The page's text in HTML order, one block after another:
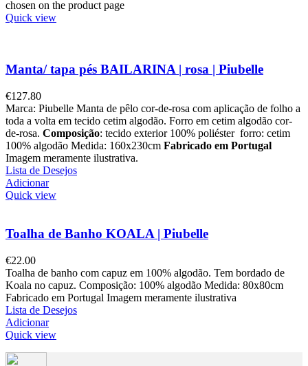
chosen on the product page
Quick view
Manta/ tapa pés BAILARINA | rosa | Piubelle
€127.80
Marca: Piubelle Manta de pêlo cor-de-rosa com aplicação de folho a
toda a volta em tecido cetim algodão. Forro em cetim algodão cor-
de-rosa. Composição: tecido exterior 100% poliéster forro: cetim
100% algodão Medida: 160x230cm Fabricado em Portugal
Imagem meramente ilustrativa.
Lista de Desejos
Adicionar
Quick view
Toalha de Banho KOALA | Piubelle
€22.00
Toalha de banho com capuz em 100% algodão. Tem bordado de
Koala no capuz. Composição: 100% algodão Medida: 80x80cm
Fabricado em Portugal Imagem meramente ilustrativa
Lista de Desejos
Adicionar
Quick view